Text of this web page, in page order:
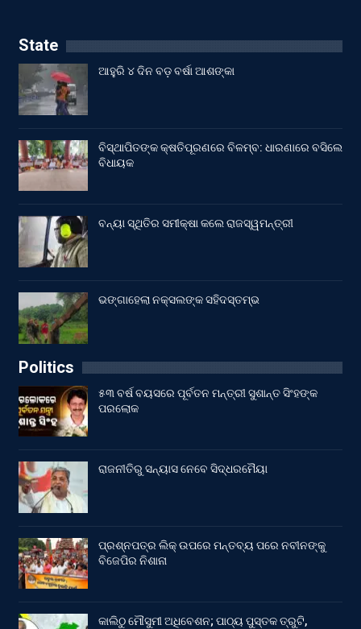
State
ଆହୁରି ୪ ଦିନ ବଡ଼ ବର୍ଷା ଆଶଙ୍କା
ବିସ୍ଥାପିତଙ୍କ କ୍ଷତିପୂରଣରେ ବିଳମ୍ବ: ଧାରଣାରେ ବସିଲେ
ବିଧାୟକ
ବନ୍ୟା ସ୍ଥିତିର ସମୀକ୍ଷା କଲେ ରାଜସ୍ୱମନ୍ତ୍ରୀ
ଭଙ୍ଗାହେଲା ନକ୍ସଲଙ୍କ ସହିଦସ୍ତମ୍ଭ
Politics
୫୩ ବର୍ଷ ବୟସରେ ପୂର୍ବତନ ମନ୍ତ୍ରୀ ସୁଶାନ୍ତ ସିଂହଙ୍କ
ପରଲୋକ
ରାଜନୀତିରୁ ସନ୍ୟାସ ନେବେ ସିଦ୍ଧରମୈୟା
ପ୍ରଶ୍ନପତ୍ର ଲିକ୍ ଉପରେ ମନ୍ତବ୍ୟ ପରେ ନବୀନଙ୍କୁ
ବିଜେପିର ନିଶାନା
କାଲିଠୁ ମୌସୁମୀ ଅଧିବେଶନ; ପାଠ୍ୟ ପୁସ୍ତକ ତ୍ରୁଟି,